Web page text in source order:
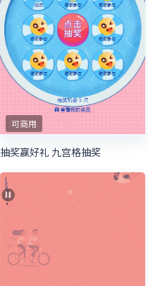
可商用
抽奖赢好礼 九宫格抽奖